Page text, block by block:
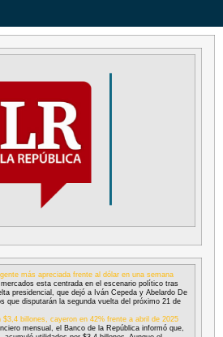
más apreciada frente al dólar en una semana
esta centrada en el escenario político tras
presidencial, que dejó a Iván Cepeda y Abelardo De
que disputarán la segunda vuelta del próximo 21 de
billones, cayeron en 42% frente a abril de 2025
mensual, el Banco de la República informó que,